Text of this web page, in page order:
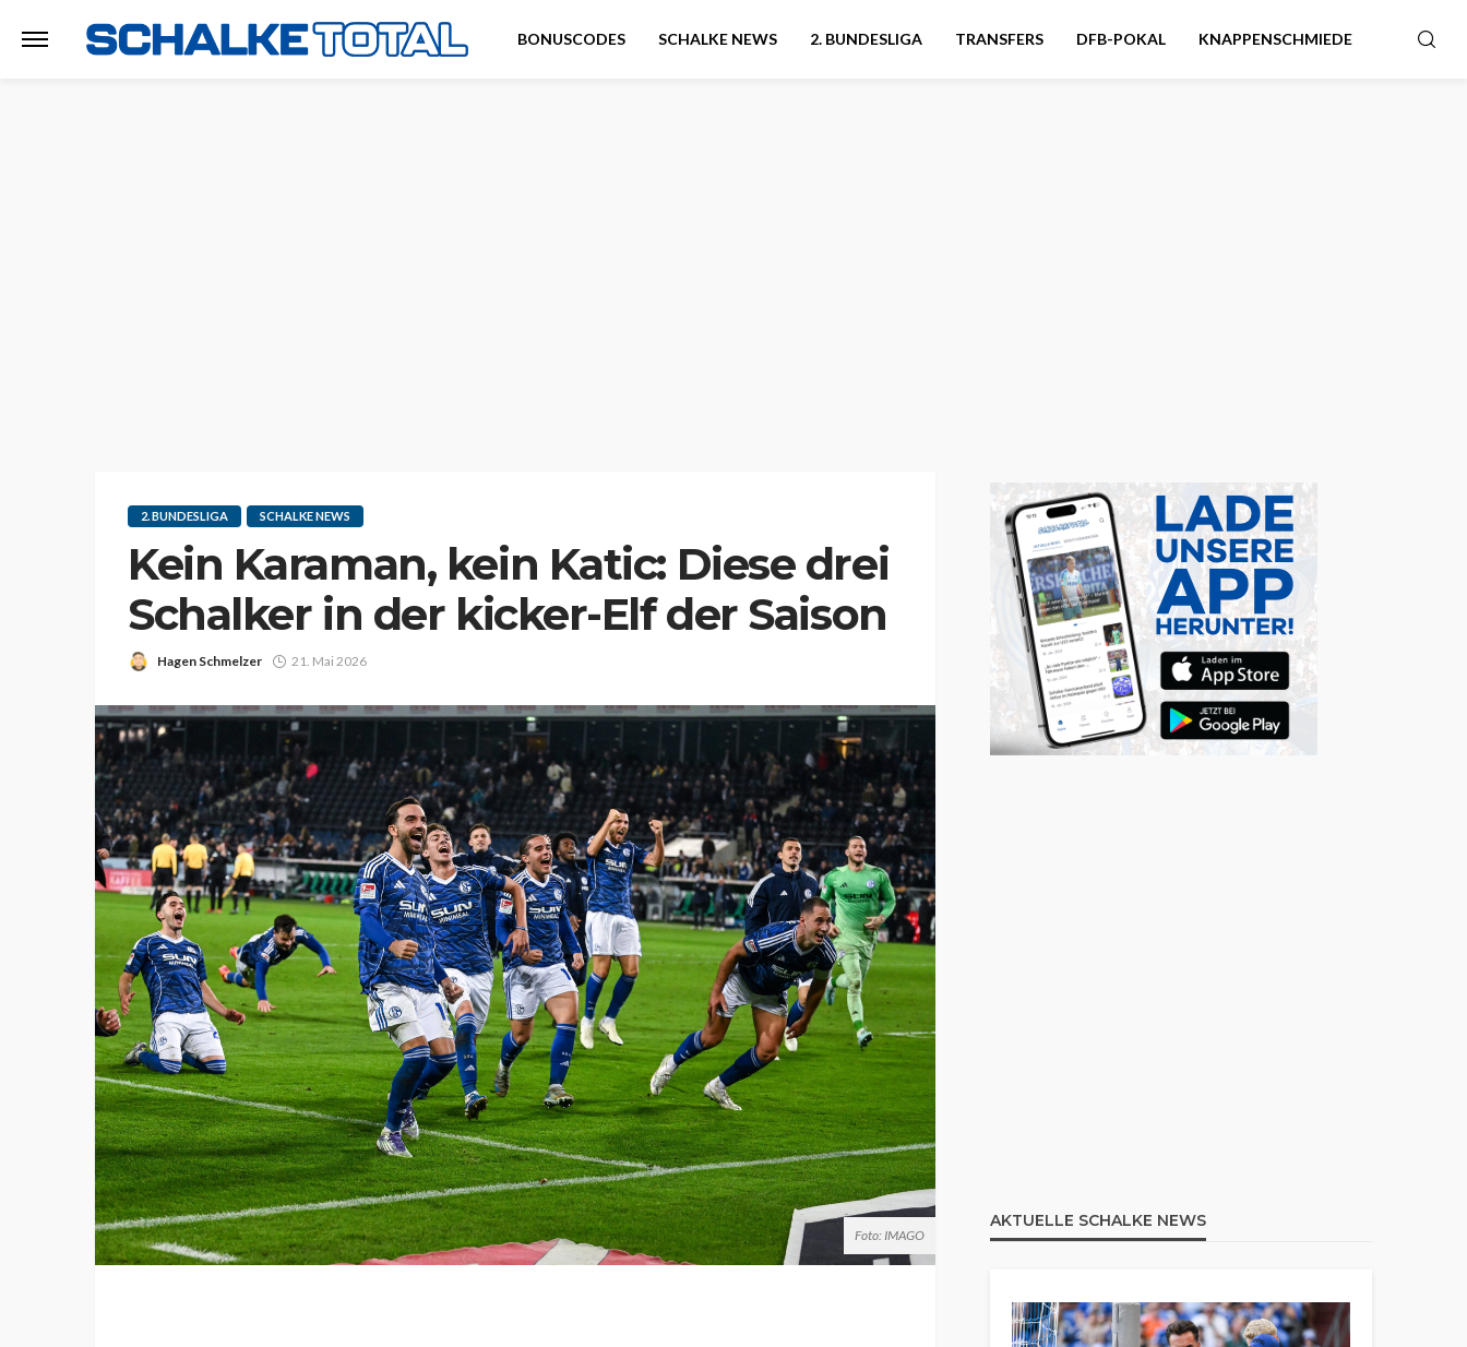
BONUSCODES SCHALKE NEWS 2. BUNDESLIGA TRANSFERS DFB-POKAL KNAPPENSCHMIEDE
2. BUNDESLIGA SCHALKE NEWS
Kein Karaman, kein Katic: Diese drei
Schalker in der kicker-Elf der Saison
Hagen Schmelzer 21. Mai 2026
Foto: IMAGO
AKTUELLE SCHALKE NEWS